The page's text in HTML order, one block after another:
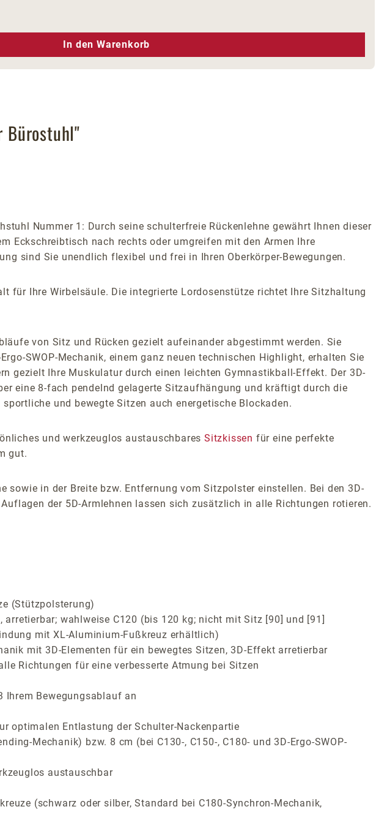
die Schaltflächen um die Anzahl zu erhöhen oder zu
In den Warenkorb
Bürostuhl"
Nummer 1: Durch seine schulterfreie Rückenlehne gewährt Ihnen dieser
Eckschreibtisch nach rechts oder umgreifen mit den Armen Ihre
sind Sie unendlich flexibel und frei in Ihren Oberkörper-Bewegungen.
für Ihre Wirbelsäule. Die integrierte Lordosenstütze richtet Ihre Sitzhaltung
von Sitz und Rücken gezielt aufeinander abgestimmt werden. Sie
SWOP-Mechanik, einem ganz neuen technischen Highlight, erhalten Sie
gezielt Ihre Muskulatur durch einen leichten Gymnastikball-Effekt. Der 3D-
eine 8-fach pendelnd gelagerte Sitzaufhängung und kräftigt durch die
und bewegte Sitzen auch energetische Blockaden.
und werkzeuglos austauschbares Sitzkissen für eine perfekte
gut.
sowie in der Breite bzw. Entfernung vom Sitzpolster einstellen. Bei den 3D-
der 5D-Armlehnen lassen sich zusätzlich in alle Richtungen rotieren.
(Stützpolsterung)
wahlweise C120 (bis 120 kg; nicht mit Sitz [90] und [91]
mit XL-Aluminium-Fußkreuz erhältlich)
mit 3D-Elementen für ein bewegtes Sitzen, 3D-Effekt arretierbar
Richtungen für eine verbesserte Atmung bei Sitzen
Ihrem Bewegungsablauf an
optimalen Entlastung der Schulter-Nackenpartie
Mechanik) bzw. 8 cm (bei C130-, C150-, C180- und 3D-Ergo-SWOP-
austauschbar
(schwarz oder silber, Standard bei C180-Synchron-Mechanik,